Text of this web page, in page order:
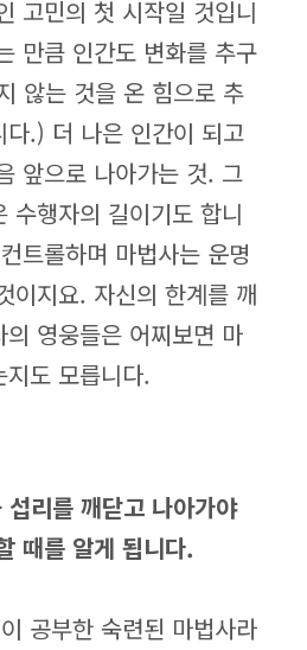
고민의 첫 시작일 것입니
만큼 인간도 변화를 추구
않는 것을 온 힘으로 추
다.) 더 나은 인간이 되고
앞으로 나아가는 것. 그
수행자의 길이기도 합니
트롤하며 마법사는 운명
이지요. 자신의 한계를 깨
영웅들은 어찌보면 마
도 모릅니다.
리를 깨닫고 나아가야
때를 알게 됩니다.
공부한 숙련된 마법사라